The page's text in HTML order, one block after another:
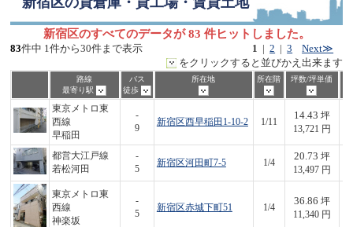
新宿区のすべてのデータが 83 件ヒットしました。
1 |2 |3 Next≫
83件中 1件から30件まで表示
をクリックすると並びかえ出来ます
路線
最寄り駅
バス
徒歩
所在地 所在階 坪数/坪単価
東京メトロ東
西線
早稲田
-
9
新宿区西早稲田1-10-2 1/11
14.43 坪
13,721 円
都営大江戸線
若松河田
-
5
新宿区河田町7-5 1/4
20.73 坪
13,497 円
東京メトロ東
西線
神楽坂
-
5
新宿区赤城下町51 1/4
36.86 坪
11,340 円